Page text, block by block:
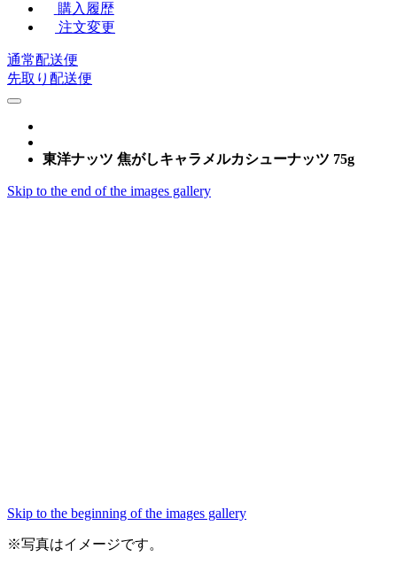
購入履歴
注文変更
通常配送便
先取り配送便
東洋ナッツ 焦がしキャラメルカシューナッツ 75g
Skip to the end of the images gallery
Skip to the beginning of the images gallery
※写真はイメージです。